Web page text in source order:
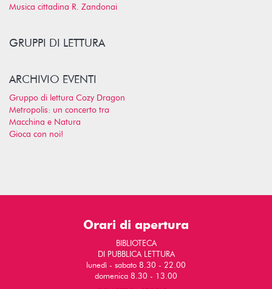
Musica cittadina R. Zandonai
GRUPPI DI LETTURA
ARCHIVIO EVENTI
Gruppo di lettura Cozy Dragon
Metropolis: un concerto tra
Macchina e Natura
Gioca con noi!
Orari di apertura
BIBLIOTECA
DI PUBBLICA LETTURA
lunedì - sabato 8.30 - 22.00
domenica 8.30 - 13.00